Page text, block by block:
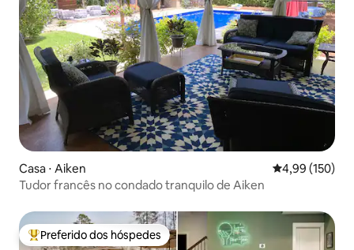
Casa ⋅ Aiken 4,99 de uma
4,99 (150)
Tudor francês no condado tranquilo de Aiken
Entre os melhores preferidos dos hóspedes
Preferido dos hóspedes